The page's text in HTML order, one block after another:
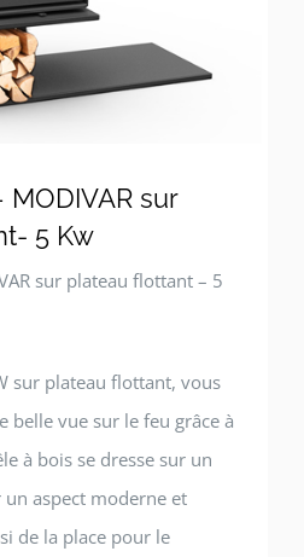
sur
5 Kw
sur plateau flottant – 5
sur plateau flottant, vous
belle vue sur le feu grâce à
à bois se dresse sur un
aspect moderne et
de la place pour le